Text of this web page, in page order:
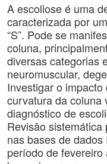
A escoliose é uma
caracterizada por
“S”. Pode se
coluna,
diversas categorias
neuromuscular,
Investigar o
curvatura da coluna
diagnóstico de
Revisão
nas bases de
período de